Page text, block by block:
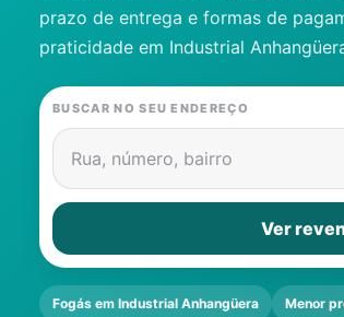
Contatos
prazo de entrega e formas de
praticidade em Industrial
BUSCAR NO SEU ENDEREÇO
Rua, número, bairro
Ver
Fogás em Industrial Anhangüera Menor